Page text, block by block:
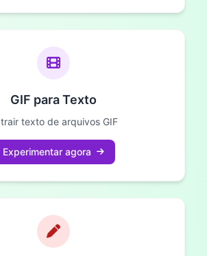
GIF para Texto
texto de arquivos GIF
Experimentar agora